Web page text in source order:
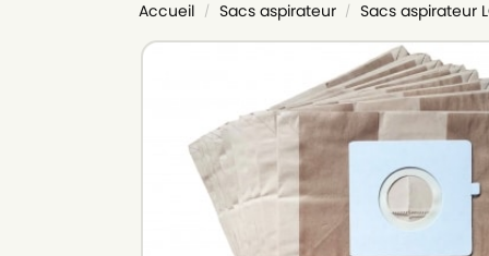
Accueil / Sacs aspirateur / Sacs aspirateur